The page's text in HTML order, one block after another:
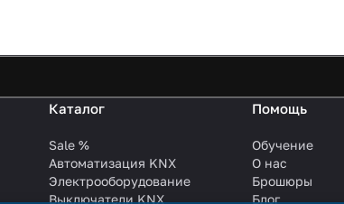
Каталог
Sale %
Автоматизация KNX
Электрооборудование
Выключатели KNX
Помощь
Обучение
О нас
Брошюры
Блог